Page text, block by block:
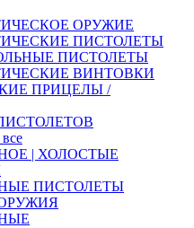
ОРУЖИЕ
ПИСТОЛЕТЫ
ПИСТОЛЕТЫ
ВИНТОВКИ
ПРИЦЕЛЫ /
| ХОЛОСТЫЕ
ПИСТОЛЕТЫ